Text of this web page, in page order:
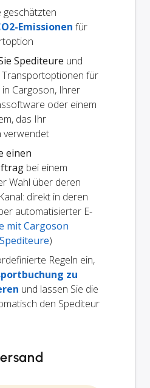
geschätzten
Emissionen für
Spediteure und
für
in Cargoson, Ihrer
oder einem
das Ihr
verwendet
einen
bei einem
Wahl über deren
direkt in deren
automatisierter E-
mit Cargoson
)
Regeln ein,
zu
und lassen Sie die
den Spediteur